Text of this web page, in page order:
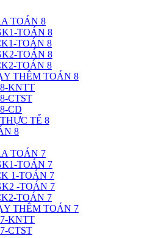
TOÁN 8
TOÁN 8
TOÁN 8
TOÁN 8
TOÁN 8
THÊM TOÁN 8
KNTT
CTST
CD
TẾ 8
8
TOÁN 7
TOÁN 7
1-TOÁN 7
-TOÁN 7
TOÁN 7
THÊM TOÁN 7
KNTT
CTST